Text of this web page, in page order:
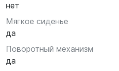
нет
Мягкое сиденье
да
Поворотный механизм
да